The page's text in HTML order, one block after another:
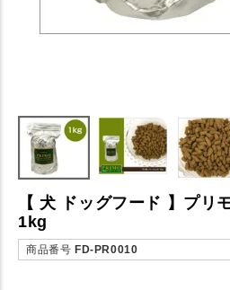
【 犬 ドッグフード 】プリ
1kg
商品番号 FD-PR0010